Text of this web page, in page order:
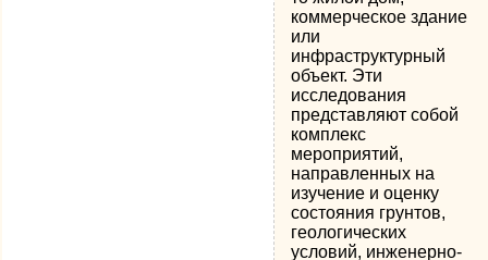
коммерческое здание
или
инфраструктурный
объект. Эти
исследования
представляют собой
комплекс
мероприятий,
направленных на
изучение и оценку
состояния грунтов,
геологических
условий, инженерно-